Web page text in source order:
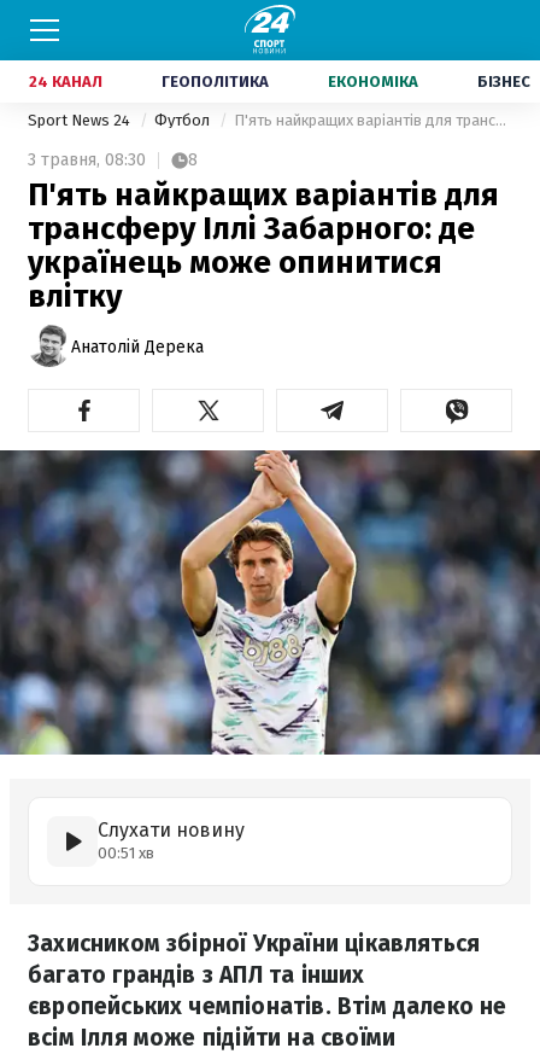
24 КАНАЛ ГЕОПОЛІТИКА ЕКОНОМІКА БІЗНЕС
Sport News 24 Футбол П'ять найкращих варіантів для трансферу Іллі Забарного: де українець може опинитися влітку
3 травня, 08:30 8
П'ять найкращих варіантів для
трансферу Іллі Забарного: де
українець може опинитися
влітку
Анатолій Дерека
Слухати новину
00:51 хв
Захисником збірної України цікавляться
багато грандів з АПЛ та інших
європейських чемпіонатів. Втім далеко не
всім Ілля може підійти на своїми